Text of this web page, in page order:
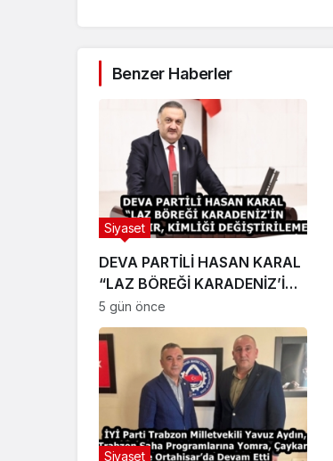
Benzer Haberler
DEVA PARTİLİ HASAN KARAL
“LAZ BÖREĞİ KARADENİZ’İN
HAFIZASIDIR, KİMLİĞİ
DEĞİŞTİRİLEMEZ”
Siyaset
5 gün önce
Siyaset